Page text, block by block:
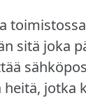
sitä joka
jotka